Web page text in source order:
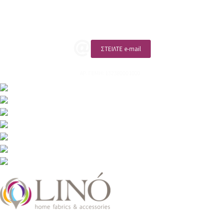
ΣΤΕΙΛΤΕ e-mail